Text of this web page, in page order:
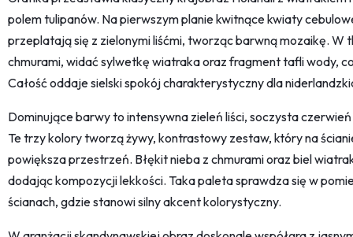
polem tulipanów. Na pierwszym planie kwitnące kwiaty
przeplatają się z zielonymi liśćmi, tworząc barwną mozaikę. W
chmurami, widać sylwetkę wiatraka oraz fragment tafli wody,
Całość oddaje sielski spokój charakterystyczny dla
Dominujące barwy to intensywna zieleń liści, soczysta
Te trzy kolory tworzą żywy, kontrastowy zestaw, który na
powiększa przestrzeń. Błękit nieba z chmurami oraz biel
dodając kompozycji lekkości. Taka paleta sprawdza się w
ścianach, gdzie stanowi silny akcent kolorystyczny.